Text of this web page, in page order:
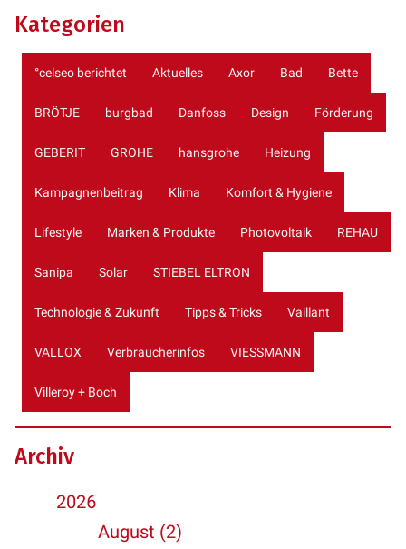
Kategorien
°celseo berichtet Aktuelles Axor Bad Bette
BRÖTJE burgbad Danfoss Design Förderung
GEBERIT GROHE hansgrohe Heizung
Kampagnenbeitrag Klima Komfort & Hygiene
Lifestyle Marken & Produkte Photovoltaik REHAU
Sanipa Solar STIEBEL ELTRON
Technologie & Zukunft Tipps & Tricks Vaillant
VALLOX Verbraucherinfos VIESSMANN
Villeroy + Boch
Archiv
2026
August (2)